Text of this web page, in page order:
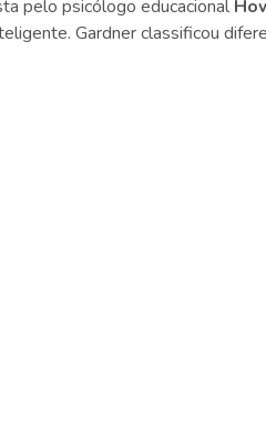
pelo psicólogo educacional
Gardner classificou